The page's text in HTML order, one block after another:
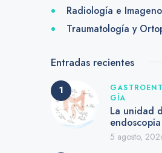
Radiología e
Traumatología y
Entradas recientes
GÍA
La unidad
endoscopia
5 agosto,